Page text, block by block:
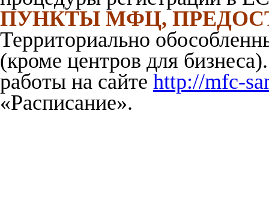
ПУНКТЫ МФЦ,
Территориально
(кроме центров для
работы на сайте http://mfc-
«Расписание».